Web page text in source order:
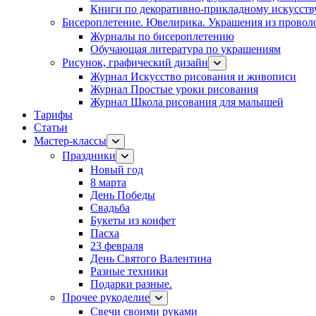
Книги по декоративно-прикладному
Бисероплетение. Ювелирика. Украшения из
Журналы по бисероплетению
Обучающая литература по украшениям
Рисунок, графический дизайн
Журнал Искусство рисования и живописи
Журнал Простые уроки рисования
Журнал Школа рисования для малышей
Тарифы
Статьи
Мастер-классы
Праздники
Новый год
8 марта
День Победы
Свадьба
Букеты из конфет
Пасха
23 февраля
День Святого Валентина
Разные техники
Подарки разные.
Прочее рукоделие
Свечи своими руками